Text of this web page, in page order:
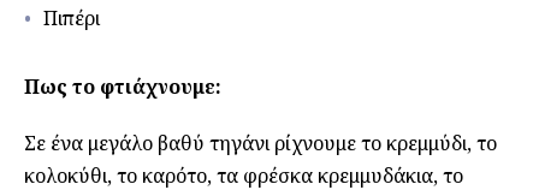
Πιπέρι
Πως το φτιάχνουμε:
Σε ένα μεγάλο βαθύ τηγάνι ρίχνουμε το κρεμμύδι, το
κολοκύθι, το καρότο, τα φρέσκα κρεμμυδάκια, το